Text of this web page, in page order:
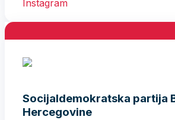
Socijaldemokratska partija
Hercegovine